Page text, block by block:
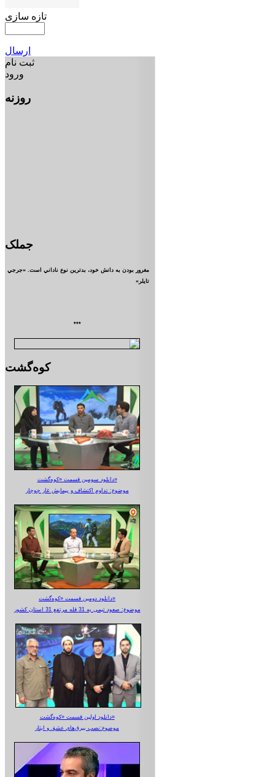
تازه سازی
ارسال
ثبت نام
ورود
روزنه
جملک
مغرور بودن به دانش خود، بدترين نوع ناداني است. «جرجي
تايلر»
***
کوه‌گشت
دانلود سومین قسمت «کوه‌گشت»
موضوع: تداوم اکتشاف و پیمایش غار جوجار
دانلود دومین قسمت «کوه‌گشت»
موضوع: صعود تیمی به 31 قله مرتفع 31 استان کشور
دانلود اولین قسمت «کوه‌گشت»
موضوع:نصب بیرق‌های عشق و ایثار